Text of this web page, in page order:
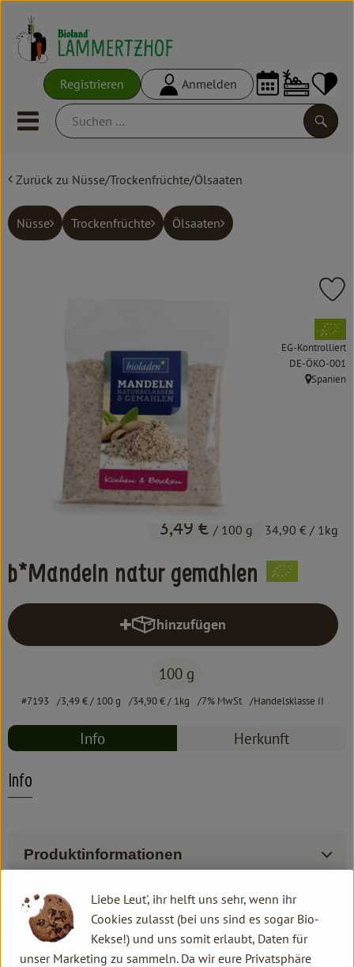
Registrieren Anmelden
Mobiles Menu öffnen oder
Ökokisten
Frisches
Kochen & Backen
Getränke
Haushalt
Zurück zu Nüsse/Trockenfrüchte/Ölsaaten
Nüsse Trockenfrüchte Ölsaaten
b*Mandeln natur gemahlen
3,49 € / 100 g 34,90 € / 1kg
, Verband:
EG-Kontrolliert
, Kontrollstelle:
DE-ÖKO-001
, Herkunft:
Spanien
hinzufügen
Produkt zum Warenkorb
100 g
#7193 3,49 €/ 100 g 34,90 €/ 1kg 7% MwSt Handelsklasse II
Info Herkunft
Info
Produktinformationen
Zutaten
Liebe Leut', ihr helft uns sehr, wenn ihr
Cookies zulasst (bei uns sind es sogar Bio-
Kekse!) und uns somit erlaubt, Daten für
unser Marketing zu sammeln. Da wir eure Privatsphäre